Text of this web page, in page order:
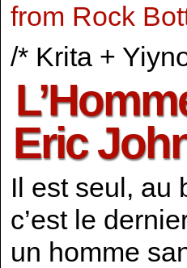
from Rock
/* Krita +
Eric
Il est seul, au
c’est le
un homme